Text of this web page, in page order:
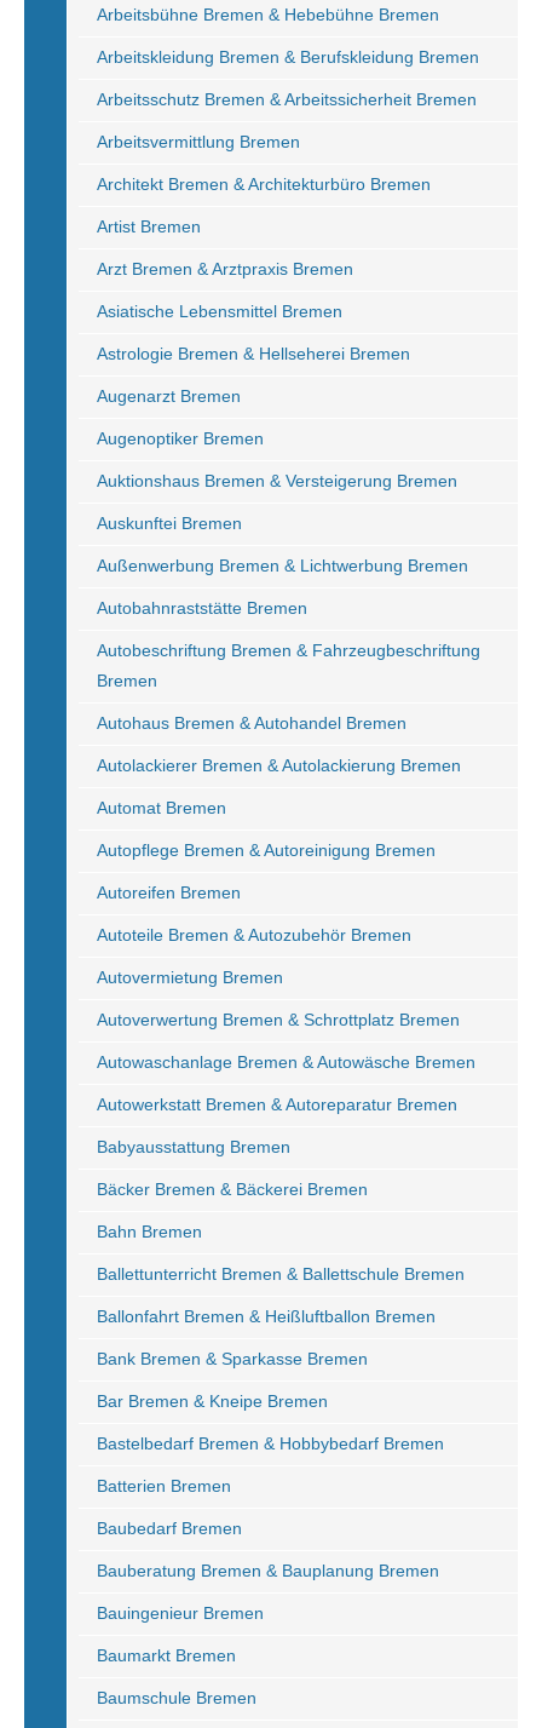
Arbeitsbühne Bremen & Hebebühne Bremen
Arbeitskleidung Bremen & Berufskleidung Bremen
Arbeitsschutz Bremen & Arbeitssicherheit Bremen
Arbeitsvermittlung Bremen
Architekt Bremen & Architekturbüro Bremen
Artist Bremen
Arzt Bremen & Arztpraxis Bremen
Asiatische Lebensmittel Bremen
Astrologie Bremen & Hellseherei Bremen
Augenarzt Bremen
Augenoptiker Bremen
Auktionshaus Bremen & Versteigerung Bremen
Auskunftei Bremen
Außenwerbung Bremen & Lichtwerbung Bremen
Autobahnraststätte Bremen
Autobeschriftung Bremen & Fahrzeugbeschriftung
Bremen
Autohaus Bremen & Autohandel Bremen
Autolackierer Bremen & Autolackierung Bremen
Automat Bremen
Autopflege Bremen & Autoreinigung Bremen
Autoreifen Bremen
Autoteile Bremen & Autozubehör Bremen
Autovermietung Bremen
Autoverwertung Bremen & Schrottplatz Bremen
Autowaschanlage Bremen & Autowäsche Bremen
Autowerkstatt Bremen & Autoreparatur Bremen
Babyausstattung Bremen
Bäcker Bremen & Bäckerei Bremen
Bahn Bremen
Ballettunterricht Bremen & Ballettschule Bremen
Ballonfahrt Bremen & Heißluftballon Bremen
Bank Bremen & Sparkasse Bremen
Bar Bremen & Kneipe Bremen
Bastelbedarf Bremen & Hobbybedarf Bremen
Batterien Bremen
Baubedarf Bremen
Bauberatung Bremen & Bauplanung Bremen
Bauingenieur Bremen
Baumarkt Bremen
Baumschule Bremen